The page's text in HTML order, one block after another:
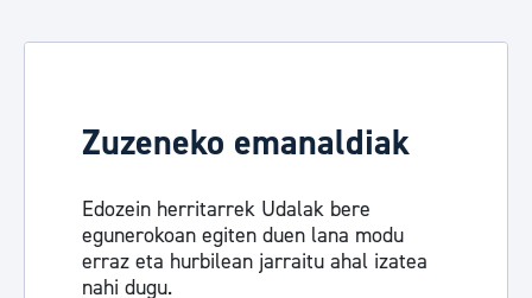
Zuzeneko emanaldiak
Edozein herritarrek Udalak bere
egunerokoan egiten duen lana modu
erraz eta hurbilean jarraitu ahal izatea
nahi dugu.